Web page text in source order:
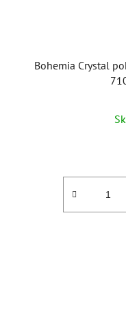
Bohemia Crystal